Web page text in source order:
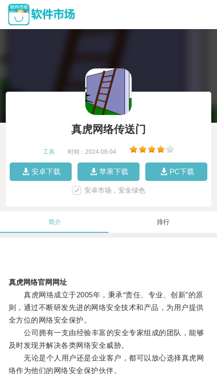
真虎网络传送门
工具 时间：2024-08-04
安卓下载 苹果下载 PC下载
安卓市场，安全绿色
简介 排行
真虎网络官网网址
真虎网络成立于2005年，秉承“责任、专业、创新”的原
则，通过不断研发先进的网络安全技术和产品，为用户提供
全方位的网络安全保护。
公司拥有一支由经验丰富的安全专家组成的团队，能够
及时发现并解决各类网络安全威胁。
无论是个人用户还是企业客户，都可以放心选择真虎网
络作为他们的网络安全保护伙伴。